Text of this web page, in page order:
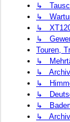
↳
↳
↳
↳
Touren,
↳
↳ Archiv
↳
↳
↳
↳ Archiv